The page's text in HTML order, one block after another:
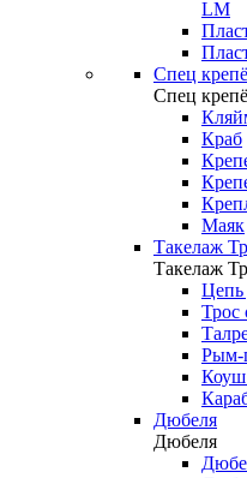
LM
Спец
Спец
Краб
Маяк
Такелаж
Такелаж
Цепь
Трос
Рым-
Дюбеля
Дюбеля